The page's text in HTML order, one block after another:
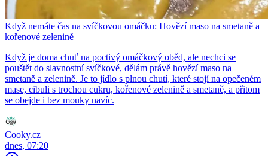
Když nemáte čas na svíčkovou omáčku: Hovězí maso na smetaně a
kořenové zelenině
Když je doma chuť na poctivý omáčkový oběd, ale nechci se
pouštět do slavnostní svíčkové, dělám právě hovězí maso na
smetaně a zelenině. Je to jídlo s plnou chutí, které stojí na opečeném
mase, cibuli s trochou cukru, kořenové zelenině a smetaně, a přitom
se obejde i bez mouky navíc.
Cooky.cz
dnes, 07:20